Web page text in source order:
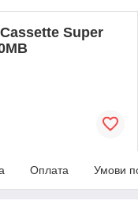
Super
Оплата Умови